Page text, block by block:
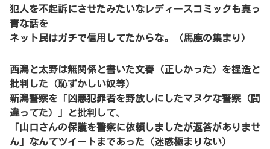
犯人を不起訴にさせたみたいなレディースコミックも真っ
青な話を
ネット民はガチで信用してたからな。（馬鹿の集まり）
西潟と太野は無関係と書いた文春（正しかった）を捏造と
批判した（恥ずかしい奴等）
新潟警察を「凶悪犯罪者を野放しにしたマヌケな警察（間
違ってた）」と批判して、
「山口さんの保護を警察に依頼しましたが返答がありませ
ん」なんてツイートまであった（迷惑極まりない）